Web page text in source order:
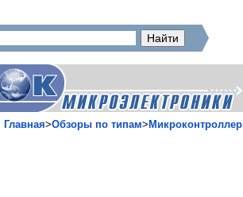
Главная>Обзоры по типам>